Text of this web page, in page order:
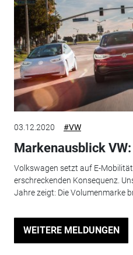
03.12.2020 #VW
Markenausblick
Volkswagen setzt auf E-
erschreckenden Konsequenz.
Jahre zeigt: Die Volumenmarke
WEITERE MELDUNGEN